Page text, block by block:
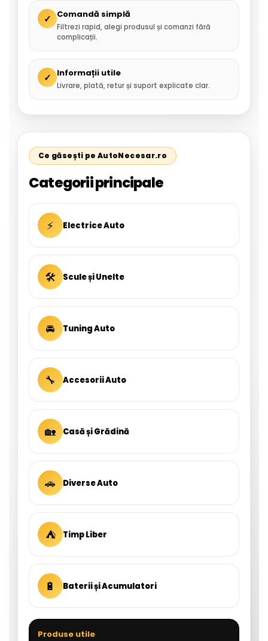
✓ Comandă simplă
Filtrezi rapid, alegi produsul și comanzi fără
complicații.
✓ Informații utile
Livrare, plată, retur și suport explicate clar.
Ce găsești pe AutoNecesar.ro
Categorii principale
⚡ Electrice Auto
🛠 Scule și Unelte
🚘 Tuning Auto
🔧 Accesorii Auto
🏡 Casă și Grădină
🚗 Diverse Auto
⛺ Timp Liber
🔋 Baterii și Acumulatori
Produse utile